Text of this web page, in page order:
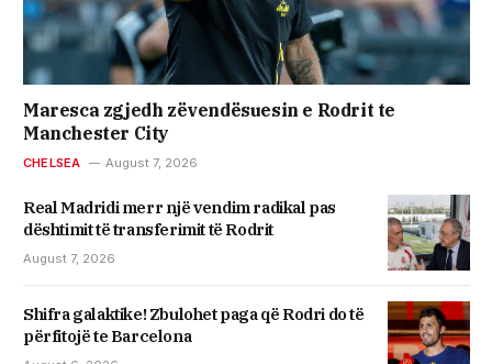
Maresca zgjedh zëvendësuesin e Rodrit te
Manchester City
CHELSEA August 7, 2026
Real Madridi merr një vendim radikal pas
dështimit të transferimit të Rodrit
August 7, 2026
Shifra galaktike! Zbulohet paga që Rodri do të
përfitojë te Barcelona